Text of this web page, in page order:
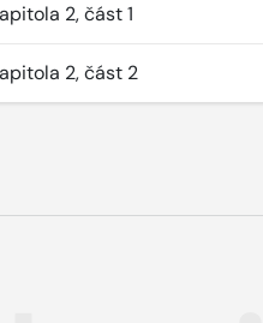
2, část 1
2, část 2